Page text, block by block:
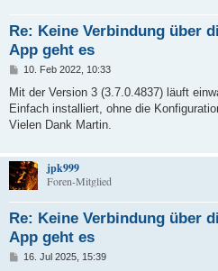
Re: Keine Verbindung über
App geht es
B
i
r
a
10. Feb 2022, 10:33
Mit der Version 3 (3.7.0.4837) läuft
Einfach installiert, ohne die
Vielen Dank Martin.
jpk999
Foren-Mitglied
Re: Keine Verbindung über
App geht es
B16. Jul 2025, 15:39